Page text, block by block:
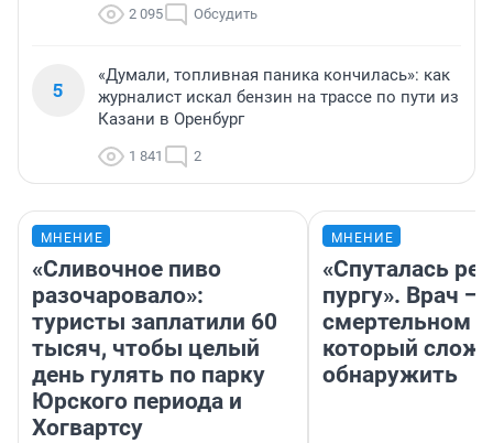
2 095 Обсудить
5
«Думали, топливная паника кончилась»: как
журналист искал бензин на трассе по пути из
Казани в Оренбург
1 841 2
МНЕНИЕ
«Сливочное пиво
разочаровало»:
туристы заплатили 60
тысяч, чтобы целый
день гулять по парку
Юрского периода и
Хогвартсу
МНЕНИЕ
«Спуталась
пургу». Врач —
смертельном
который
обнаружить